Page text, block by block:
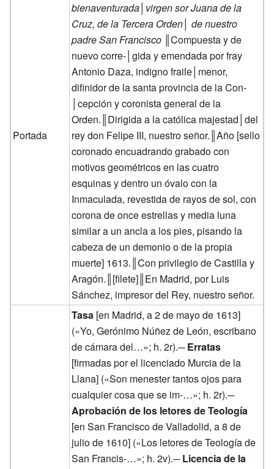
Portada
bienaventurada│virgen sor Juana de la
Cruz, de la Tercera Orden│ de nuestro
padre San Francisco ║Compuesta y de
nuevo corre-│gida y emendada por fray
Antonio Daza, indigno fraile│menor,
difinidor de la santa provincia de la Con-
│cepción y coronista general de la
Orden.║Dirigida a la católica majestad│del
rey don Felipe III, nuestro señor.║Año [sello
coronado encuadrando grabado con
motivos geométricos en las cuatro
esquinas y dentro un óvalo con la
Inmaculada, revestida de rayos de sol, con
corona de once estrellas y media luna
similar a un ancla a los pies, pisando la
cabeza de un demonio o de la propia
muerte] 1613.║Con privilegio de Castilla y
Aragón.║[filete]║En Madrid, por Luis
Sánchez, impresor del Rey, nuestro señor.
Tasa [en Madrid, a 2 de mayo de 1613]
(«Yo, Gerónimo Núñez de León, escribano
de cámara del…»; h. 2r).─Erratas
[firmadas por el licenciado Murcia de la
Llana] («Son menester tantos ojos para
cualquier cosa que se im-…»; h. 2r).─
Aprobación de los letores de Teología
[en San Francisco de Valladolid, a 8 de
julio de 1610] («Los letores de Teología de
San Francis-…»; h. 2v).─Licencia de la